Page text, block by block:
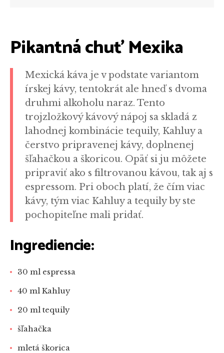
Pikantná chuť Mexika
Mexická káva je v podstate variantom
írskej kávy, tentokrát ale hneď s dvoma
druhmi alkoholu naraz. Tento
trojzložkový kávový nápoj sa skladá z
lahodnej kombinácie tequily, Kahluy a
čerstvo pripravenej kávy, doplnenej
šľahačkou a škoricou. Opäť si ju môžete
pripraviť ako s filtrovanou kávou, tak aj s
espressom. Pri oboch platí, že čím viac
kávy, tým viac Kahluy a tequily by ste
pochopiteľne mali pridať.
Ingrediencie:
30 ml espressa
40 ml Kahluy
20 ml tequily
šľahačka
mletá škorica